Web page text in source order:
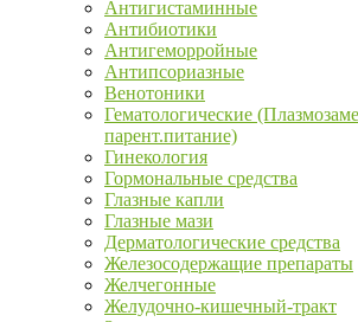
Антигистаминные
Антибиотики
Антигеморройные
Антипсориазные
Венотоники
Гематологические
парент.питание)
Гинекология
Гормональные средства
Глазные капли
Глазные мази
Дерматологические средства
Железосодержащие препараты
Желчегонные
Желудочно-кишечный-тракт